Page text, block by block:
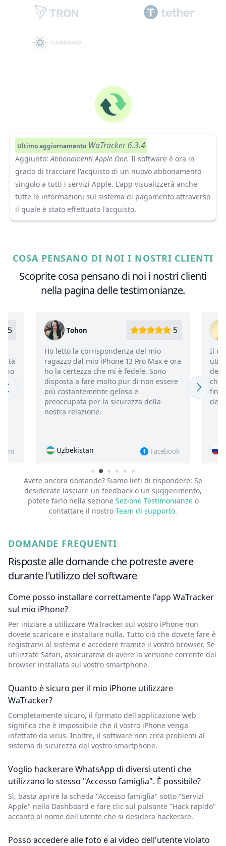
Ultimo aggiornamento WaTracker 6.3.4
Aggiunto:Abbonamenti Apple One. Il software è ora in
grado di tracciare l'acquisto di un nuovo abbonamento
singolo a tutti i servizi Apple. L'app visualizzerà anche
tutte le informazioni sul sistema di pagamento attraverso
il quale è stato effettuato l'acquisto.
COSA PENSANO DI NOI I NOSTRI CLIENTI
Scoprite cosa pensano di noi i nostri clienti
nella pagina delle testimonianze.
e ora
Fantia
Il nostro team di sicurezza interno
utilizza l'app per monitorare le attività
dei dipendenti su iPhone e iPad. Dicono
che è molto utile. Tiene traccia di tutto,
fino al tempo trascorso sullo schermo
delle varie app.
Russia Instagram
Avete ancora domande? Siamo lieti di rispondere: Se
desiderate lasciare un feedback o un suggerimento,
potete farlo nella sezione Sezione Testimonianzeo
contattare il nostro Team di supporto.
DOMANDE FREQUENTI
Risposte alle domande che potreste avere
durante l'utilizzo del software
Come posso installare correttamente l'app WaTracker
sul mio iPhone?
Per iniziare a utilizzare WaTracker sul vostro iPhone non
dovete scaricare e installare nulla. Tutto ciò che dovete fare è
registrarvi al sistema e accedere tramite il vostro browser. Se
utilizzate Safari, assicuratevi di avere la versione corrente del
browser installata sul vostro smartphone.
Quanto è sicuro per il mio iPhone utilizzare
WaTracker?
Completamente sicuro, il formato dell'applicazione web
significa che è impossibile che il vostro iPhone venga
infettato da virus. Inoltre, il software non crea problemi al
sistema di sicurezza del vostro smartphone.
Voglio hackerare WhatsApp di diversi utenti che
utilizzano lo stesso "Accesso famiglia". È possibile?
Sì, basta aprire la scheda "Accesso famiglia" sotto "Servizi
Apple" nella Dashboard e fare clic sul pulsante "Hack rapido"
accanto al nome dell'utente che si desidera hackerare.
Posso accedere alle foto e ai video dell'utente violato